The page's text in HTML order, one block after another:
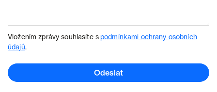
Vložením zprávy souhlasíte spodmínkami ochrany osobních
údajů.
Odeslat